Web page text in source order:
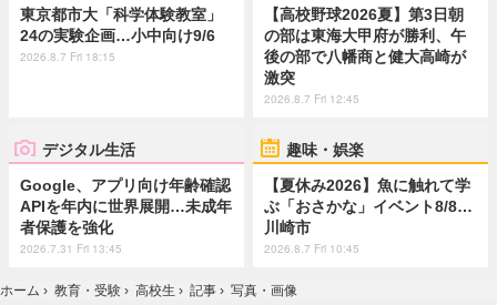
東京都市大「科学体験教室」
24の実験企画…小中向け9/6
2026.8.7 Fri 18:15
【高校野球2026夏】第3日朝
の部は東海大甲府が勝利、午
後の部で八幡商と健大高崎が
激突
2026.8.7 Fri 12:45
デジタル生活
Google、アプリ向け年齢確認
APIを年内に世界展開…未成年
者保護を強化
2026.7.31 Fri 13:45
趣味・娯楽
【夏休み2026】魚に触れて学
ぶ「おさかな」イベント8/8…
川崎市
2026.8.7 Fri 10:45
ホーム › 教育・受験 › 高校生 › 記事 › 写真・画像